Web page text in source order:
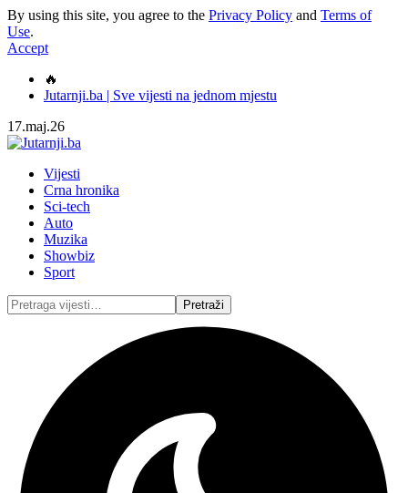
By using this site, you agree to the Privacy Policy and Terms of
Use.
Accept
🔥
Jutarnji.ba | Sve vijesti na jednom mjestu
17.maj.26
Vijesti
Crna hronika
Sci-tech
Auto
Muzika
Showbiz
Sport